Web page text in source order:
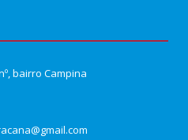
bairro Campina